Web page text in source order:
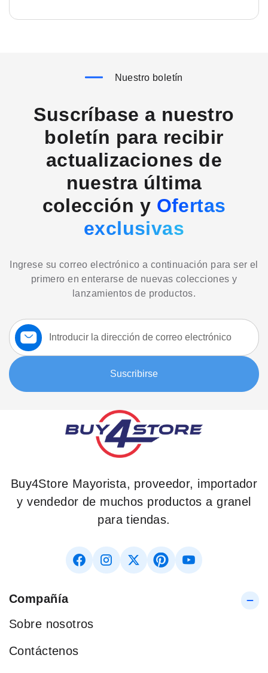
Nuestro boletín
Suscríbase a nuestro
boletín para recibir
actualizaciones de
nuestra última
colección y Ofertas
exclusivas
Ingrese su correo electrónico a continuación para ser el
primero en enterarse de nuevas colecciones y
lanzamientos de productos.
Suscríbase
a
nuestro
boletín:
Suscribirse
Buy4Store Mayorista, proveedor, importador
y vendedor de muchos productos a granel
para tiendas.
Compañía
Sobre nosotros
Contáctenos